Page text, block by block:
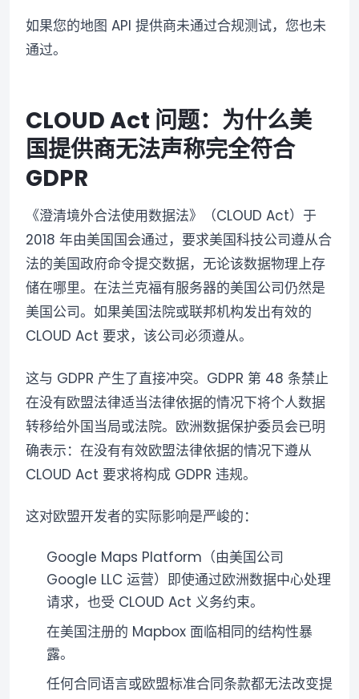
如果您的地图 API 提供商未通过合规测试，您也未
通过。
CLOUD Act 问题：为什么美
国提供商无法声称完全符合
GDPR
《澄清境外合法使用数据法》（CLOUD Act）于
2018 年由美国国会通过，要求美国科技公司遵从合
法的美国政府命令提交数据，无论该数据物理上存
储在哪里。在法兰克福有服务器的美国公司仍然是
美国公司。如果美国法院或联邦机构发出有效的
CLOUD Act 要求，该公司必须遵从。
这与 GDPR 产生了直接冲突。GDPR 第 48 条禁止
在没有欧盟法律适当法律依据的情况下将个人数据
转移给外国当局或法院。欧洲数据保护委员会已明
确表示：在没有有效欧盟法律依据的情况下遵从
CLOUD Act 要求将构成 GDPR 违规。
这对欧盟开发者的实际影响是严峻的：
Google Maps Platform（由美国公司
Google LLC 运营）即使通过欧洲数据中心处理
请求，也受 CLOUD Act 义务约束。
在美国注册的 Mapbox 面临相同的结构性暴
露。
任何合同语言或欧盟标准合同条款都无法改变提